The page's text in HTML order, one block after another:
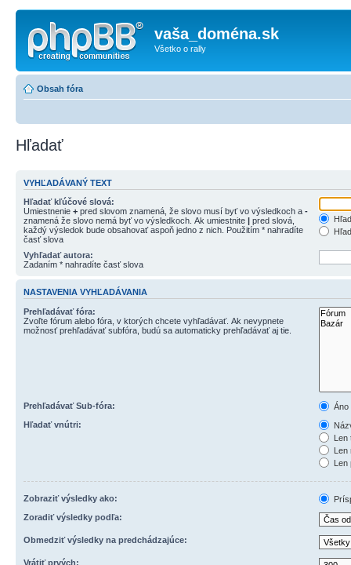
vaša_doména.sk
Všetko o rally
Obsah fóra
Hľadať
VYHĽADÁVANÝ TEXT
Hľadať kľúčové slová:
Umiestnenie + pred slovom znamená, že slovo musí byť vo výsledkoch a -
znamená že slovo nemá byť vo výsledkoch. Ak umiestnite | pred slová,
každý výsledok bude obsahovať aspoň jedno z nich. Použitím * nahradíte
časť slova
Vyhľadať autora:
Zadaním * nahradíte časť slova
NASTAVENIA VYHĽADÁVANIA
Prehľadávať fóra:
Zvoľte fórum alebo fóra, v ktorých chcete vyhľadávať. Ak nevypnete
možnosť prehľadávať subfóra, budú sa automaticky prehľadávať aj tie.
Prehľadávať Sub-fóra:
Áno
Hľadať vnútri:
Len
Len
Len
Zobraziť výsledky ako:
Zoradiť výsledky podľa:
Obmedziť výsledky na predchádzajúce:
Vrátiť prvých: